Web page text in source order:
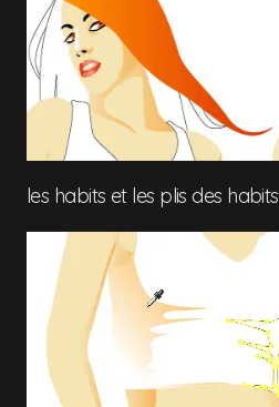
les habits et les plis des habits